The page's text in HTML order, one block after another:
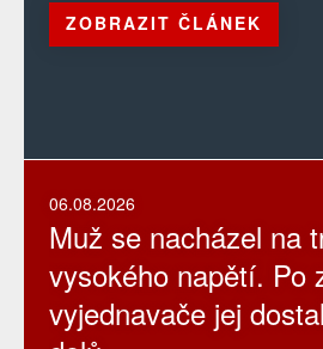
ZOBRAZIT ČLÁNEK
06.08.2026
Muž se nacházel na
vysokého napětí. Po
vyjednavače jej